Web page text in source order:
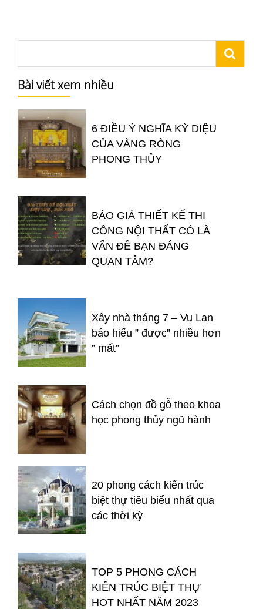
Bài viết xem nhiều
6 ĐIỀU Ý NGHĨA KỲ DIỆU
CỦA VÀNG RÒNG
PHONG THỦY
BÁO GIÁ THIẾT KẾ THI
CÔNG NỘI THẤT CÓ LÀ
VẤN ĐỀ BẠN ĐÁNG
QUAN TÂM?
Xây nhà tháng 7 – Vu Lan
báo hiếu ” được” nhiều hơn
” mất”
Cách chọn đồ gỗ theo khoa
học phong thủy ngũ hành
20 phong cách kiến trúc
biệt thự tiêu biểu nhất qua
các thời kỳ
TOP 5 PHONG CÁCH
KIẾN TRÚC BIỆT THỰ
HOT NHẤT NĂM 2023